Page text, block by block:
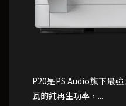
P20是PS Audio旗下最
瓦的純再生功率，...